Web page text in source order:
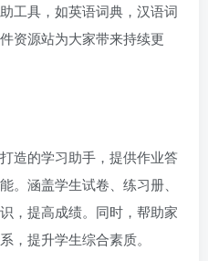
工具，如英语词典，汉语词
资源站为大家带来持续更
造的学习助手，提供作业答
。涵盖学生试卷、练习册、
，提高成绩。同时，帮助家
，提升学生综合素质。